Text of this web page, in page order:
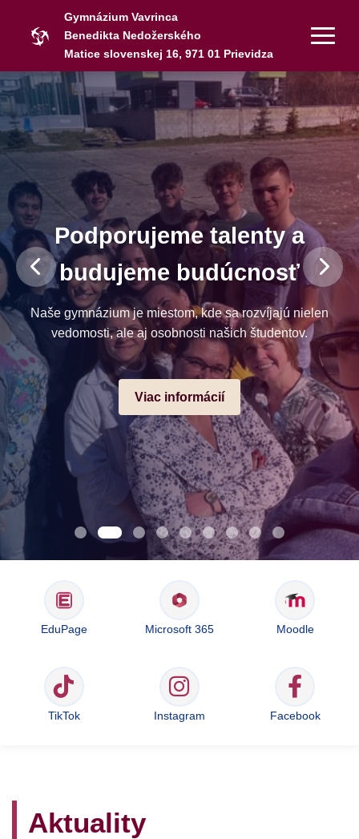
Gymnázium Vavrinca
Benedikta Nedožerského
Matice slovenskej 16, 971 01 Prievidza
Podporujeme talenty a
budujeme budúcnosť
Naše gymnázium je miestom, kde sa rozvíjajú nielen
vedomosti, ale aj osobnosti našich študentov.
Viac informácií
EduPage Microsoft 365 Moodle
TikTok Instagram Facebook
Aktuality